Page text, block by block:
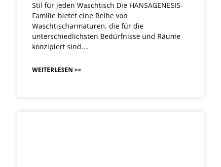
Stil für jeden Waschtisch Die HANSAGENESIS-
Familie bietet eine Reihe von
Waschtischarmaturen, die für die
unterschiedlichsten Bedürfnisse und Räume
konzipiert sind.…
WEITERLESEN >>